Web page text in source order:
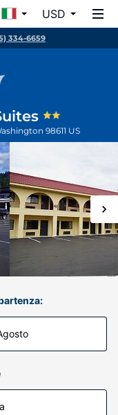
USD
334-6659
98611 US